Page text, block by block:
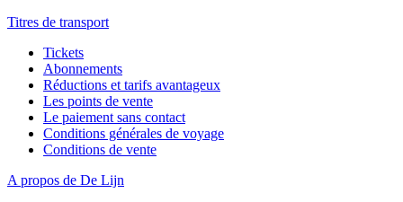
Titres de transport
Tickets
Abonnements
Réductions et tarifs avantageux
Les points de vente
Le paiement sans contact
Conditions générales de voyage
Conditions de vente
A propos de De Lijn